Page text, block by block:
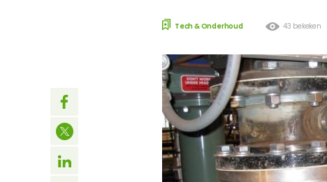
Tech & Onderhoud 43 bekeken